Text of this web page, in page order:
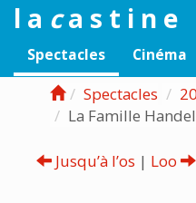
l a ca s t i n e
Spectacles Cinéma
Spectacles
La Famille
Jusqu’à l’os | Loo